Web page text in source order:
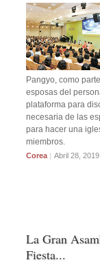
Pangyo, como
esposas del
plataforma para
necesaria de las
para hacer una
miembros.
Corea | Abril 28, 2019
La Gran
Fiesta...